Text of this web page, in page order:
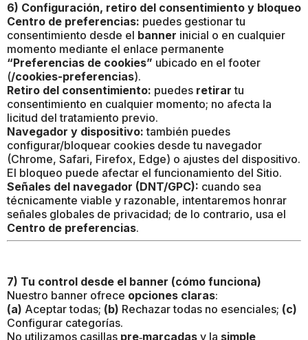
6) Configuración, retiro del consentimiento y bloqueo
Centro de preferencias: puedes gestionar tu
consentimiento desde el banner inicial o en cualquier
momento mediante el enlace permanente
“Preferencias de cookies” ubicado en el footer
(/cookies-preferencias).
Retiro del consentimiento: puedes retirar tu
consentimiento en cualquier momento; no afecta la
licitud del tratamiento previo.
Navegador y dispositivo: también puedes
configurar/bloquear cookies desde tu navegador
(Chrome, Safari, Firefox, Edge) o ajustes del dispositivo.
El bloqueo puede afectar el funcionamiento del Sitio.
Señales del navegador (DNT/GPC): cuando sea
técnicamente viable y razonable, intentaremos honrar
señales globales de privacidad; de lo contrario, usa el
Centro de preferencias.
7) Tu control desde el banner (cómo funciona)
Nuestro banner ofrece opciones claras:
(a) Aceptar todas; (b) Rechazar todas no esenciales; (c)
Configurar categorías.
No utilizamos casillas pre‑marcadas y la simple